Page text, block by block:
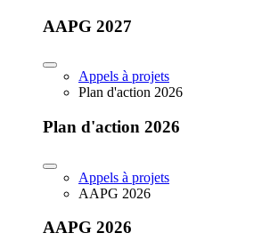
AAPG 2027
Appels à projets
Plan d'action 2026
Plan d'action 2026
Appels à projets
AAPG 2026
AAPG 2026